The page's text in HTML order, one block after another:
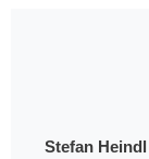
Stefan Heindl